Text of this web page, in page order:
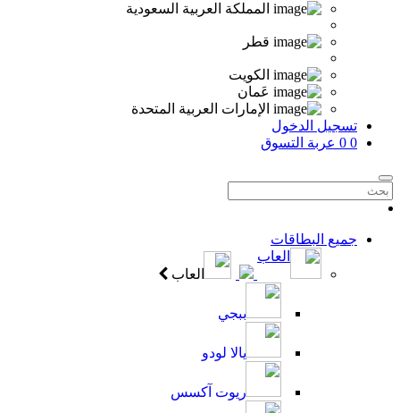
المملكة العربية السعودية
قطر
الكويت
عَمان
الإمارات العربية المتحدة
تسجيل الدخول
0
0 عربة التسوق
جميع البطاقات
العاب
العاب
ببجي
يالا لودو
ريوت آكسس